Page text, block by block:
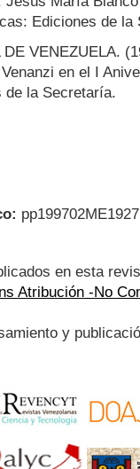
Ediciones de la
VENEZUELA.
en el I
de la Secretaría.
en esta
Atribución -No
y